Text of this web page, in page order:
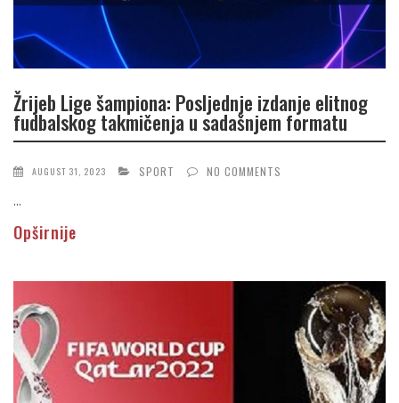
Žrijeb Lige šampiona: Posljednje izdanje elitnog
fudbalskog takmičenja u sadašnjem formatu
AUGUST 31, 2023 SPORT NO COMMENTS
...
Opširnije